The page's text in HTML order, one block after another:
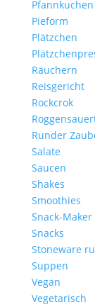
Pfannkuchen
Pieform
Plätzchen
Räuchern
Reisgericht
Rockcrok
Runder
Salate
Saucen
Shakes
Smoothies
Snack-Maker
Snacks
Stoneware
Suppen
Vegan
Vegetarisch